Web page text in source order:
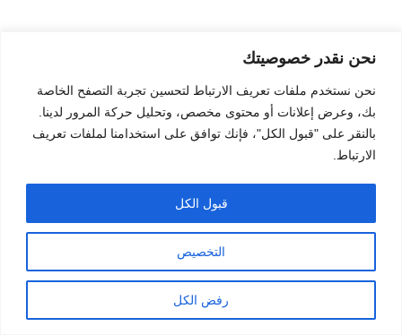
نحن نقدر خصوصيتك
نحن نستخدم ملفات تعريف الارتباط لتحسين تجربة التصفح الخاصة
بك، وعرض إعلانات أو محتوى مخصص، وتحليل حركة المرور لدينا.
بالنقر على "قبول الكل"، فإنك توافق على استخدامنا لملفات تعريف
الارتباط.
التخصيص
رفض الكل
قبول الكل
المزيد من المنشورات